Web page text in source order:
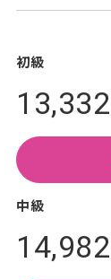
初級
13,332
中級
14,982